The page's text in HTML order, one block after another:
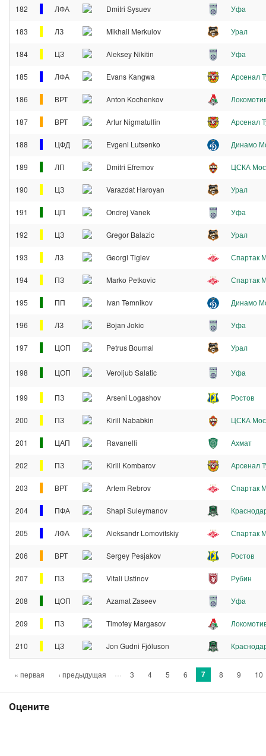
182 ЛФА Dmitri Sysuev Уфа
183 ЛЗ Mikhail Merkulov Урал
184 ЦЗ Aleksey Nikitin Уфа
185 ЛФА Evans Kangwa Арсенал
186 ВРТ Anton Kochenkov
187 ВРТ Artur Nigmatullin Арсенал
188 ЦФД Evgeni Lutsenko Динамо
189 ЛП Dmitri Efremov ЦСКА
190 ЦЗ Varazdat Haroyan Урал
191 ЦП Ondrej Vanek Уфа
192 ЦЗ Gregor Balazic Урал
193 ЛЗ Georgi Tigiev Спартак
194 ПЗ Marko Petkovic Спартак
195 ПП Ivan Temnikov Динамо
196 ЛЗ Bojan Jokic Уфа
197 ЦОП Petrus Boumal Урал
198 ЦОП Veroljub Salatic Уфа
199 ПЗ Arseni Logashov Ростов
200 ПЗ Kirill Nababkin ЦСКА
201 ЦАП Ravanelli Ахмат
202 ПЗ Kirill Kombarov Арсенал
203 ВРТ Artem Rebrov Спартак
204 ПФА Shapi Suleymanov
205 ЛФА Aleksandr Lomovitskiy Спартак
206 ВРТ Sergey Pesjakov Ростов
207 ПЗ Vitali Ustinov Рубин
208 ЦОП Azamat Zaseev Уфа
209 ПЗ Timofey Margasov
210 ЦЗ Jon Gudni Fjóluson
Страницы
« первая ‹ предыдущая … 3 4 5 6 7 8 9 10
Оцените